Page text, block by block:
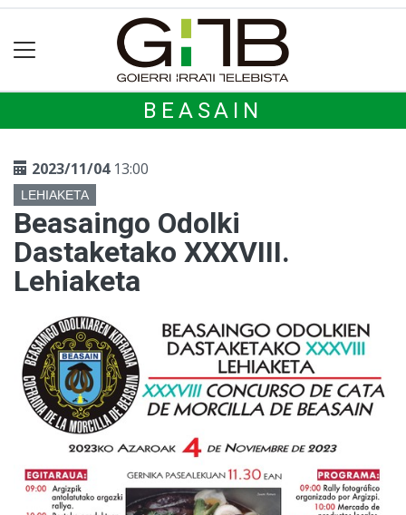
BEASAIN
2023/11/0413:00
LEHIAKETA
Beasaingo Odolki
Dastaketako XXXVIII.
Lehiaketa